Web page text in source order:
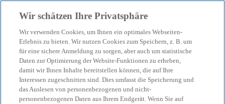
menu search
Wir schätzen Ihre Privatsphäre
Wir verwenden Cookies, um Ihnen ein optimales Webseiten-
Erlebnis zu bieten. Wir nutzen Cookies zum Speichern, z. B. um
für eine sichere Anmeldung zu sorgen, aber auch um statistische
Daten zur Optimierung der Website-Funktionen zu erheben,
damit wir Ihnen Inhalte bereitstellen können, die auf Ihre
Interessen zugeschnitten sind. Dies umfasst die Speicherung und
das Auslesen von personenbezogenen und nicht-
personenbezogenen Daten aus Ihrem Endgerät. Wenn Sie auf